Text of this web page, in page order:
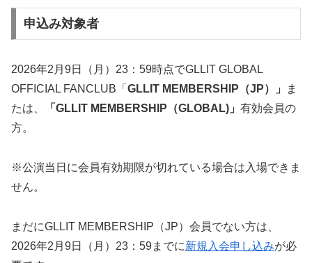
申込み対象者
2026年2月9日（月）23：59時点でGLLIT GLOBAL
OFFICIAL FANCLUB「 GLLIT MEMBERSHIP（JP）」
ま
たは、
「GLLIT MEMBERSHIP（GLOBAL)」 有効会員の
方。
※公演当日に会員有効期限が切れている場合は入場できま
せん。
まだにGLLIT MEMBERSHIP（JP）会員でない方は、
2026年2月9日（月）23：59までに新規入会申し込みが必